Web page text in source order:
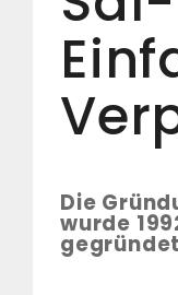
Die
wurde
gegründet